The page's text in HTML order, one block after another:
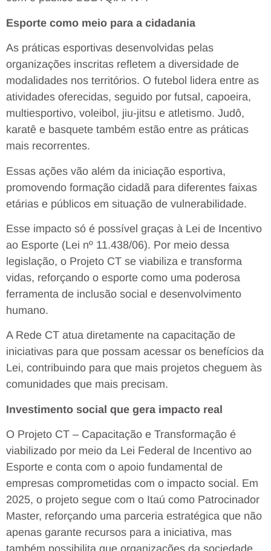
Esporte como meio para a cidadania
As práticas esportivas desenvolvidas pelas
organizações inscritas refletem a diversidade de
modalidades nos territórios. O futebol lidera entre as
atividades oferecidas, seguido por futsal, capoeira,
multiesportivo, voleibol, jiu-jitsu e atletismo. Judô,
karatê e basquete também estão entre as práticas
mais recorrentes.
Essas ações vão além da iniciação esportiva,
promovendo formação cidadã para diferentes faixas
etárias e públicos em situação de vulnerabilidade.
Esse impacto só é possível graças à Lei de Incentivo
ao Esporte (Lei nº 11.438/06). Por meio dessa
legislação, o Projeto CT se viabiliza e transforma
vidas, reforçando o esporte como uma poderosa
ferramenta de inclusão social e desenvolvimento
humano.
A Rede CT atua diretamente na capacitação de
iniciativas para que possam acessar os benefícios da
Lei, contribuindo para que mais projetos cheguem às
comunidades que mais precisam.
Investimento social que gera impacto real
O Projeto CT – Capacitação e Transformação é
viabilizado por meio da Lei Federal de Incentivo ao
Esporte e conta com o apoio fundamental de
empresas comprometidas com o impacto social. Em
2025, o projeto segue com o Itaú como Patrocinador
Master, reforçando uma parceria estratégica que não
apenas garante recursos para a iniciativa, mas